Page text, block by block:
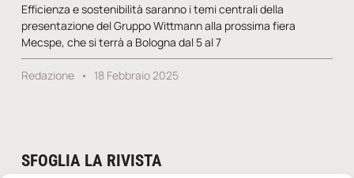
Efficienza e sostenibilità saranno i temi centrali della
presentazione del Gruppo Wittmann alla prossima fiera
Mecspe, che si terrà a Bologna dal 5 al 7
Redazione 18 Febbraio 2025
SFOGLIA LA RIVISTA